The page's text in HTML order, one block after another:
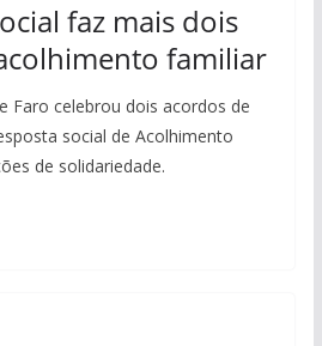
faz mais dois
familiar
Faro celebrou dois acordos de
social de Acolhimento
de solidariedade.